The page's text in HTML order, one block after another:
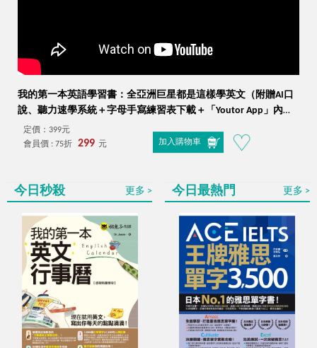
我的第一本英語學習書：全亞洲巨星都是這樣學英文（附贈AI口
說、聽力速學系統＋字母手寫練習表下載＋「Youtor App」內含
VRP虛擬點讀筆）
定價：399元
會員價 : 75折
299 元 加入購物車
今日秒殺 更多 今日最熱門 更多